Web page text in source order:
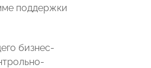
поддержки
бизнес-